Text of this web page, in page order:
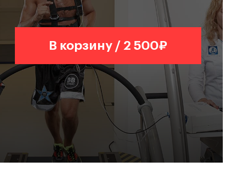
В корзину / 2 500₽